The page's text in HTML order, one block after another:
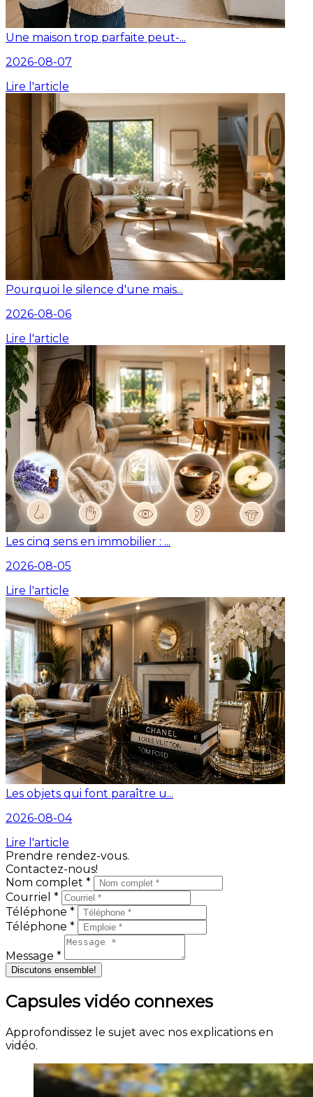
Une maison trop parfaite peut-...
2026-08-07
Lire l'article
Pourquoi le silence d'une mais...
2026-08-06
Lire l'article
Les cinq sens en immobilier : ...
2026-08-05
Lire l'article
Les objets qui font paraître u...
2026-08-04
Lire l'article
Prendre rendez-vous.
Contactez-nous!
Nom complet *
Courriel *
Téléphone *
Téléphone *
Message *
Discutons ensemble!
Capsules vidéo connexes
Approfondissez le sujet avec nos explications en
vidéo.